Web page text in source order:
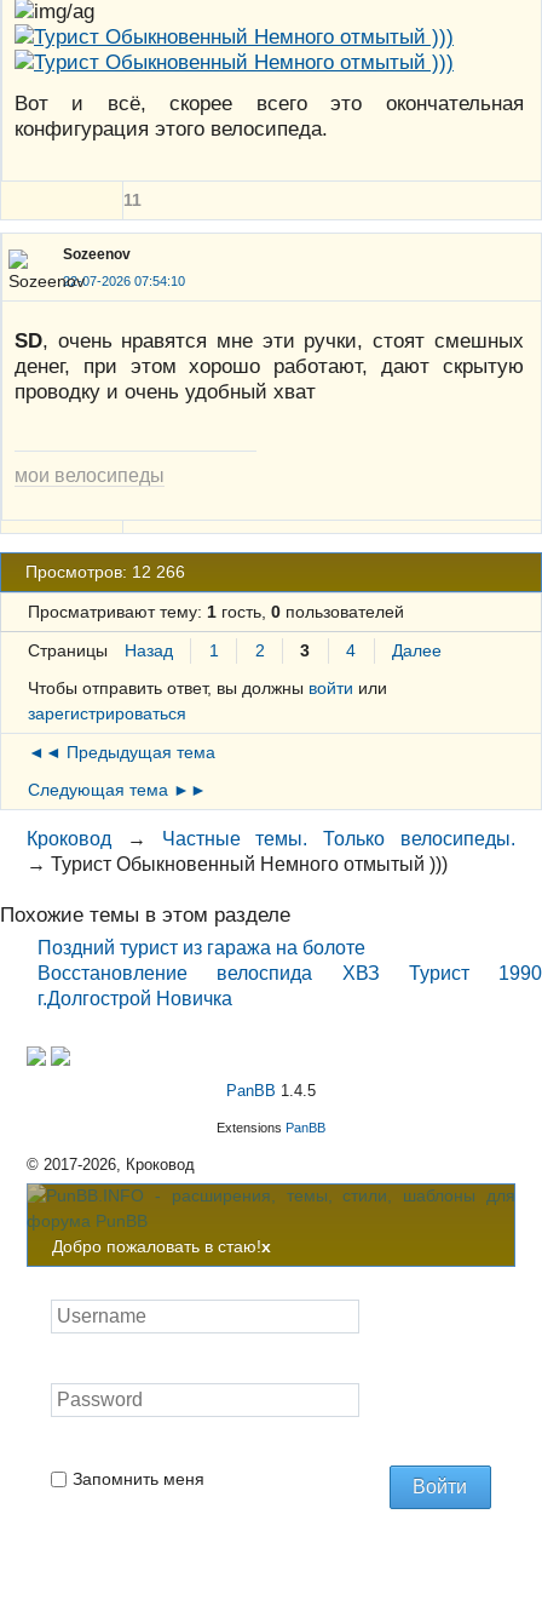
Вот и всё, скорее всего это окончательная
конфигурация этого велосипеда.
11
Sozeenov
22-07-2026 07:54:10
SD, очень нравятся мне эти ручки, стоят смешных
денег, при этом хорошо работают, дают скрытую
проводку и очень удобный хват
мои велосипеды
Просмотров: 12 266
Просматривают тему: 1гость, 0пользователей
Страницы Назад 1 2 3 4
Далее
Чтобы отправить ответ, вы должны войти или
зарегистрироваться
◄◄ Предыдущая тема
Следующая тема ►►
Кроковод → Частные темы. Только велосипеды.
→Турист Обыкновенный Немного отмытый )))
Похожие темы в этом разделе
Поздний турист из гаража на болоте
Восстановление велоспида ХВЗ Турист 1990
г.Долгострой Новичка
PanBB 1.4.5
Extensions PanBB
© 2017-2026, Кроковод
Добро пожаловать в стаю!x
Запомнить меня